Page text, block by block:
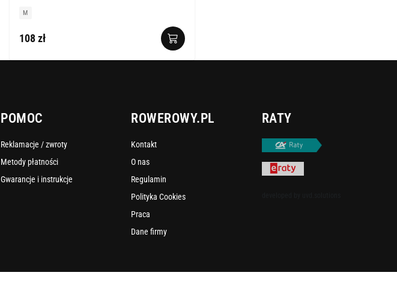
M
108 zł
POMOC
Reklamacje / zwroty
Metody płatności
Gwarancje i instrukcje
ROWEROWY.PL
Kontakt
O nas
Regulamin
Polityka Cookies
Praca
Dane firmy
RATY